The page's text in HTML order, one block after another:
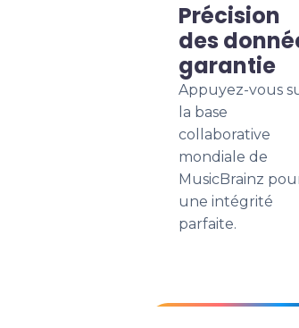
Précision
des
garantie
Appuyez-vous
la base
collaborative
mondiale de
MusicBrainz
une intégrité
parfaite.